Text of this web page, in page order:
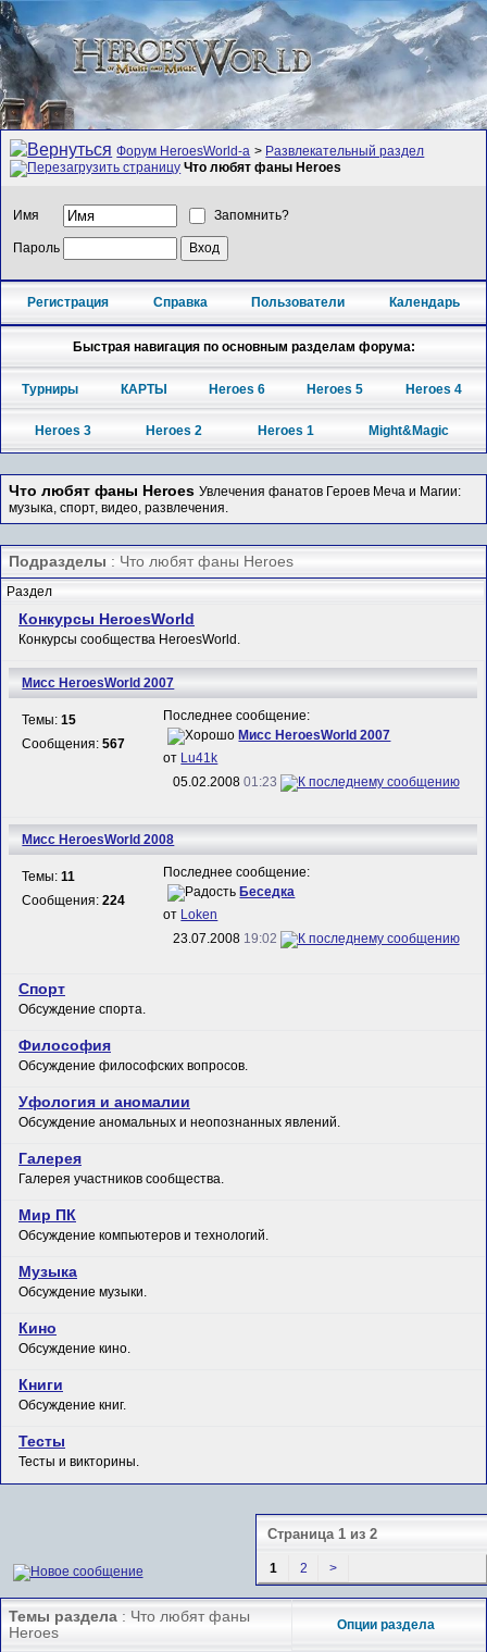
Форум HeroesWorld-а > Развлекательный раздел
Что любят фаны Heroes
Имя Запомнить?
Пароль
Регистрация Справка Пользователи Календарь
Быстрая навигация по основным разделам форума:
Турниры КАРТЫ Heroes 6 Heroes 5 Heroes 4
Heroes 3 Heroes 2 Heroes 1 Might&Magic
Что любят фаны Heroes Увлечения фанатов Героев Меча и Магии:
музыка, спорт, видео, развлечения.
Подразделы : Что любят фаны Heroes
Раздел
Конкурсы HeroesWorld
Конкурсы сообщества HeroesWorld.
Мисс HeroesWorld 2007
Темы:15
Сообщения:567
Последнее сообщение:
Мисс HeroesWorld 2007
от Lu41k
05.02.2008 01:23
Мисс HeroesWorld 2008
Темы:11
Сообщения:224
Последнее сообщение:
Беседка
от Loken
23.07.2008 19:02
Спорт
Обсуждение спорта.
Философия
Обсуждение философских вопросов.
Уфология и аномалии
Обсуждение аномальных и неопознанных явлений.
Галерея
Галерея участников сообщества.
Мир ПК
Обсуждение компьютеров и технологий.
Музыка
Обсуждение музыки.
Кино
Обсуждение кино.
Книги
Обсуждение книг.
Тесты
Тесты и викторины.
Страница 1 из 2
1 2 >
Темы раздела : Что любят фаны
Heroes
Опции раздела